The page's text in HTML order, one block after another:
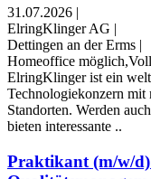
31.07.2026 |
ElringKlinger AG |
Dettingen an der Erms |
Homeoffice
ElringKlinger ist ein
Technologiekonzern mit
Standorten. Werden
bieten interessante ..
Praktikant (m/w/d)